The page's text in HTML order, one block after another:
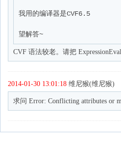
我用的编译器是CVF6.5
望解答~
CVF 语法较老。请把
2014-01-30 13:01:18 维尼猴(维尼猴)
求问 Error: Conflicting attributes or